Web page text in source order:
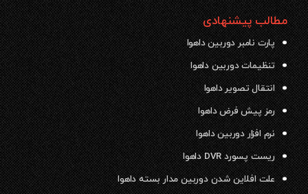
مطالب پیشنهادی
پارت نامبر دوربین داهوا
تنظیمات دوربین داهوا
انتقال تصویر داهوا
رمز پیش فرض داهوا
نرم افزار دوربین داهوا
ریست پسورد DVR داهوا
علت افلاین شدن دوربین مدار بسته داهوا